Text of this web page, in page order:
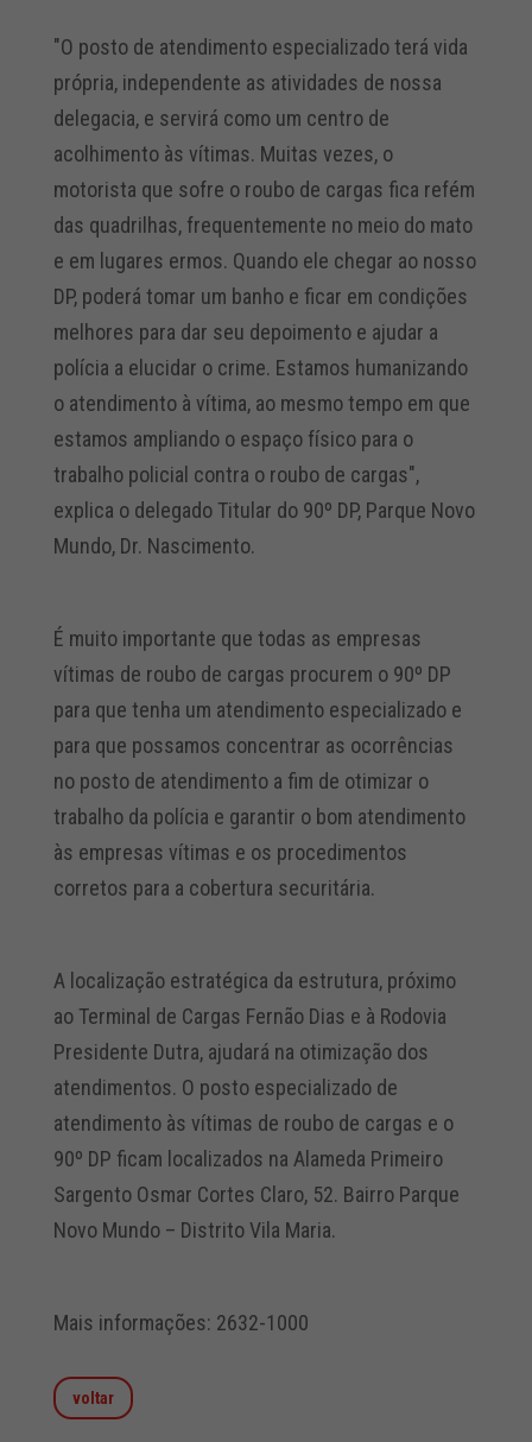
"O posto de atendimento especializado terá vida
própria, independente as atividades de nossa
delegacia, e servirá como um centro de
acolhimento às vítimas. Muitas vezes, o
motorista que sofre o roubo de cargas fica refém
das quadrilhas, frequentemente no meio do mato
e em lugares ermos. Quando ele chegar ao nosso
DP, poderá tomar um banho e ficar em condições
melhores para dar seu depoimento e ajudar a
polícia a elucidar o crime. Estamos humanizando
o atendimento à vítima, ao mesmo tempo em que
estamos ampliando o espaço físico para o
trabalho policial contra o roubo de cargas",
explica o delegado Titular do 90º DP, Parque Novo
Mundo, Dr. Nascimento.
É muito importante que todas as empresas
vítimas de roubo de cargas procurem o 90º DP
para que tenha um atendimento especializado e
para que possamos concentrar as ocorrências
no posto de atendimento a fim de otimizar o
trabalho da polícia e garantir o bom atendimento
às empresas vítimas e os procedimentos
corretos para a cobertura securitária.
A localização estratégica da estrutura, próximo
ao Terminal de Cargas Fernão Dias e à Rodovia
Presidente Dutra, ajudará na otimização dos
atendimentos. O posto especializado de
atendimento às vítimas de roubo de cargas e o
90º DP ficam localizados na Alameda Primeiro
Sargento Osmar Cortes Claro, 52. Bairro Parque
Novo Mundo – Distrito Vila Maria.
Mais informações: 2632-1000
voltar